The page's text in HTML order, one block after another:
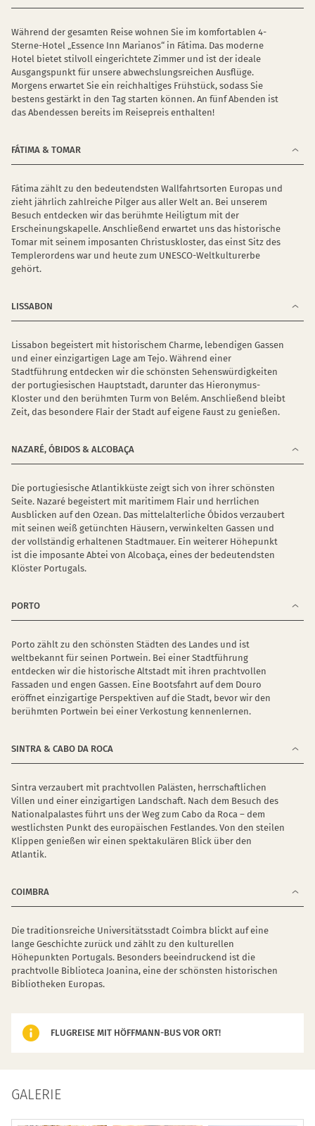
Während der gesamten Reise wohnen Sie im komfortablen 4-
Sterne-Hotel „Essence Inn Marianos“ in Fátima. Das moderne
Hotel bietet stilvoll eingerichtete Zimmer und ist der ideale
Ausgangspunkt für unsere abwechslungsreichen Ausflüge.
Morgens erwartet Sie ein reichhaltiges Frühstück, sodass Sie
bestens gestärkt in den Tag starten können. An fünf Abenden ist
das Abendessen bereits im Reisepreis enthalten!
FÁTIMA & TOMAR
Fátima zählt zu den bedeutendsten Wallfahrtsorten Europas und
zieht jährlich zahlreiche Pilger aus aller Welt an. Bei unserem
Besuch entdecken wir das berühmte Heiligtum mit der
Erscheinungskapelle. Anschließend erwartet uns das historische
Tomar mit seinem imposanten Christuskloster, das einst Sitz des
Templerordens war und heute zum UNESCO-Weltkulturerbe
gehört.
LISSABON
Lissabon begeistert mit historischem Charme, lebendigen Gassen
und einer einzigartigen Lage am Tejo. Während einer
Stadtführung entdecken wir die schönsten Sehenswürdigkeiten
der portugiesischen Hauptstadt, darunter das Hieronymus-
Kloster und den berühmten Turm von Belém. Anschließend bleibt
Zeit, das besondere Flair der Stadt auf eigene Faust zu genießen.
NAZARÉ, ÓBIDOS & ALCOBAÇA
Die portugiesische Atlantikküste zeigt sich von ihrer schönsten
Seite. Nazaré begeistert mit maritimem Flair und herrlichen
Ausblicken auf den Ozean. Das mittelalterliche Óbidos verzaubert
mit seinen weiß getünchten Häusern, verwinkelten Gassen und
der vollständig erhaltenen Stadtmauer. Ein weiterer Höhepunkt
ist die imposante Abtei von Alcobaça, eines der bedeutendsten
Klöster Portugals.
PORTO
Porto zählt zu den schönsten Städten des Landes und ist
weltbekannt für seinen Portwein. Bei einer Stadtführung
entdecken wir die historische Altstadt mit ihren prachtvollen
Fassaden und engen Gassen. Eine Bootsfahrt auf dem Douro
eröffnet einzigartige Perspektiven auf die Stadt, bevor wir den
berühmten Portwein bei einer Verkostung kennenlernen.
SINTRA & CABO DA ROCA
Sintra verzaubert mit prachtvollen Palästen, herrschaftlichen
Villen und einer einzigartigen Landschaft. Nach dem Besuch des
Nationalpalastes führt uns der Weg zum Cabo da Roca – dem
westlichsten Punkt des europäischen Festlandes. Von den steilen
Klippen genießen wir einen spektakulären Blick über den
Atlantik.
COIMBRA
Die traditionsreiche Universitätsstadt Coimbra blickt auf eine
lange Geschichte zurück und zählt zu den kulturellen
Höhepunkten Portugals. Besonders beeindruckend ist die
prachtvolle Biblioteca Joanina, eine der schönsten historischen
Bibliotheken Europas.
FLUGREISE MIT HÖFFMANN-BUS VOR ORT!
GALERIE